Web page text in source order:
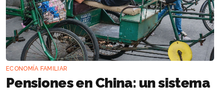
ECONOMÍA FAMILIAR
Pensiones en China: un sistema